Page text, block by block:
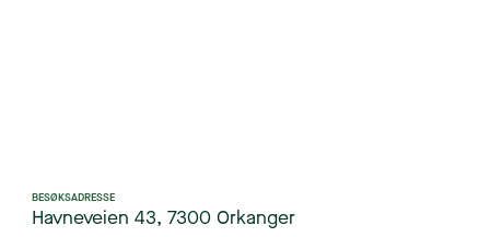
BESØKSADRESSE
Havneveien 43, 7300 Orkanger